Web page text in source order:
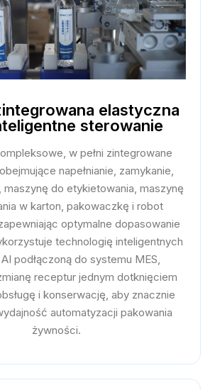
elastyczna
sterowanie
w pełni zintegrowane
napełnianie, zamykanie,
maszynę do etykietowania, maszynę
w karton, pakowaczkę i robot
optymalne dopasowanie
technologię inteligentnych
podłączoną do systemu MES,
receptur jednym dotknięciem
i konserwację, aby znacznie
automatyzacji pakowania
żywności.